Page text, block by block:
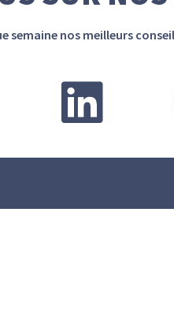
semaine nos meilleurs